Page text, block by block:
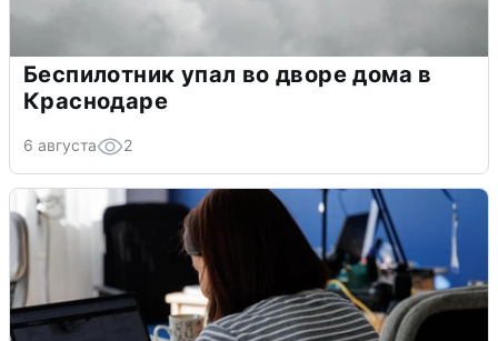
Беспилотник упал во дворе дома в
Краснодаре
6 августа 2